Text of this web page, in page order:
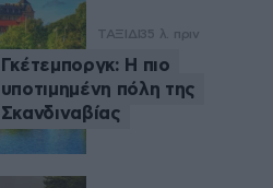
ΤΑΞΙΔΙ35 λ. πριν
Γκέτεμποργκ: Η πιο
υποτιμημένη πόλη της
Σκανδιναβίας